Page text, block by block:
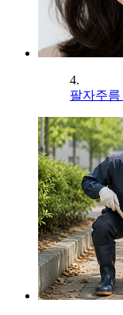
4.
팔자주